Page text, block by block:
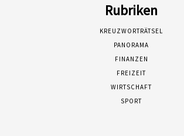
Rubriken
KREUZWORTRÄTSEL
PANORAMA
FINANZEN
FREIZEIT
WIRTSCHAFT
SPORT